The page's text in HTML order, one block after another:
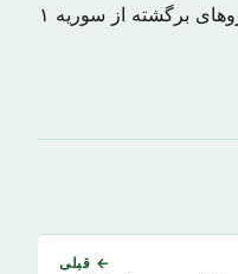
برگشته از سوریه ۱
← قبلی